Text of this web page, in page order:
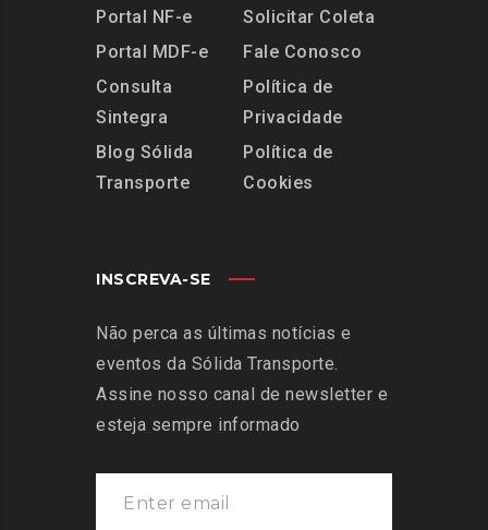
Portal NF-e
Portal MDF-e
Consulta
Sintegra
Blog Sólida
Transporte
Solicitar Coleta
Fale Conosco
Política de
Privacidade
Política de
Cookies
INSCREVA-SE
Não perca as últimas notícias e
eventos da Sólida Transporte.
Assine nosso canal de newsletter e
esteja sempre informado